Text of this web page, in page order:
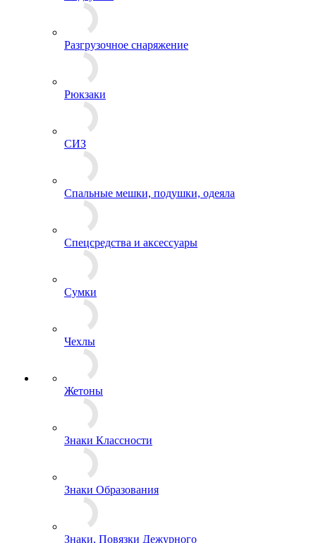
Несессеры и комплектующие
Подсумки
Разгрузочное снаряжение
Рюкзаки
Спальные мешки, подушки, одеяла
Спецсредства и аксессуары
Сумки
Чехлы
Жетоны
Знаки Классности